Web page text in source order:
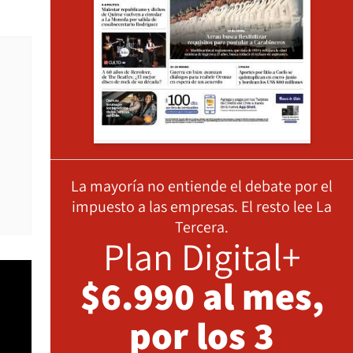
La mayoría no entiende el debate por el
impuesto a las empresas. El resto lee La
Tercera.
Plan Digital+
$6.990 al mes,
por los 3